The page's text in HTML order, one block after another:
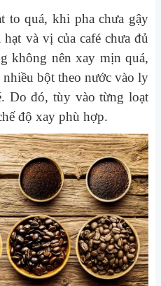
to quá, khi pha chưa gậy
và vị của café chưa đủ
không nên xay mịn quá,
nhiều bột theo nước vào ly
Do đó, tùy vào từng loạt
độ xay phù hợp.